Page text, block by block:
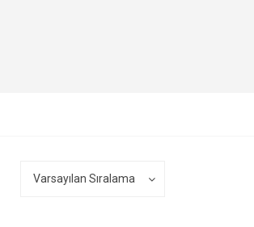
Varsayılan Sıralama